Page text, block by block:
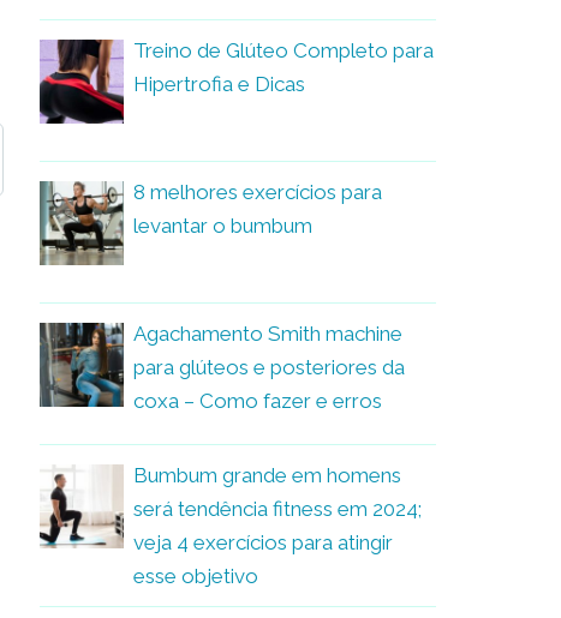
Treino de Glúteo Completo para
Hipertrofia e Dicas
8 melhores exercícios para
levantar o bumbum
Agachamento Smith machine
para glúteos e posteriores da
coxa – Como fazer e erros
Bumbum grande em homens
será tendência fitness em 2024;
veja 4 exercícios para atingir
esse objetivo